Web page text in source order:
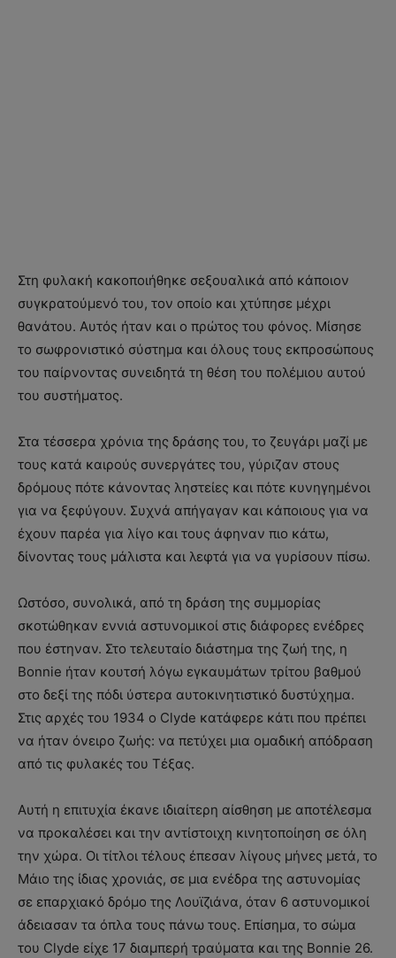
Στη φυλακή κακοποιήθηκε σεξουαλικά από κάποιον
συγκρατούμενό του, τον οποίο και χτύπησε μέχρι
θανάτου. Αυτός ήταν και ο πρώτος του φόνος. Μίσησε
το σωφρονιστικό σύστημα και όλους τους εκπροσώπους
του παίρνοντας συνειδητά τη θέση του πολέμιου αυτού
του συστήματος.
Στα τέσσερα χρόνια της δράσης του, το ζευγάρι μαζί με
τους κατά καιρούς συνεργάτες του, γύριζαν στους
δρόμους πότε κάνοντας ληστείες και πότε κυνηγημένοι
για να ξεφύγουν. Συχνά απήγαγαν και κάποιους για να
έχουν παρέα για λίγο και τους άφηναν πιο κάτω,
δίνοντας τους μάλιστα και λεφτά για να γυρίσουν πίσω.
Ωστόσο, συνολικά, από τη δράση της συμμορίας
σκοτώθηκαν εννιά αστυνομικοί στις διάφορες ενέδρες
που έστηναν. Στο τελευταίο διάστημα της ζωή της, η
Bonnie ήταν κουτσή λόγω εγκαυμάτων τρίτου βαθμού
στο δεξί της πόδι ύστερα αυτοκινητιστικό δυστύχημα.
Στις αρχές του 1934 ο Clyde κατάφερε κάτι που πρέπει
να ήταν όνειρο ζωής: να πετύχει μια ομαδική απόδραση
από τις φυλακές του Τέξας.
Αυτή η επιτυχία έκανε ιδιαίτερη αίσθηση με αποτέλεσμα
να προκαλέσει και την αντίστοιχη κινητοποίηση σε όλη
την χώρα. Οι τίτλοι τέλους έπεσαν λίγους μήνες μετά, το
Μάιο της ίδιας χρονιάς, σε μια ενέδρα της αστυνομίας
σε επαρχιακό δρόμο της Λουϊζιάνα, όταν 6 αστυνομικοί
άδειασαν τα όπλα τους πάνω τους. Επίσημα, το σώμα
του Clyde είχε 17 διαμπερή τραύματα και της Bonnie 26.